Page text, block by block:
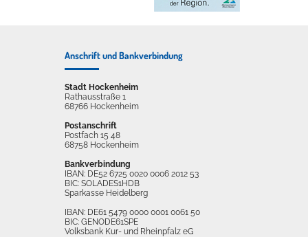
Anschrift und Bankverbindung
Stadt Hockenheim
Rathausstraße 1
68766 Hockenheim
Postanschrift
Postfach 15 48
68758 Hockenheim
Bankverbindung
IBAN: DE52 6725 0020 0006 2012 53
BIC: SOLADES1HDB
Sparkasse Heidelberg
IBAN: DE61 5479 0000 0001 0061 50
BIC: GENODE61SPE
Volksbank Kur- und Rheinpfalz eG